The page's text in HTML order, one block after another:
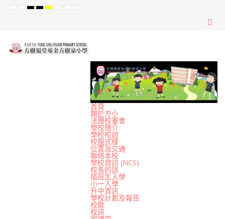
Default
NightHighHighHighSetSetSet
首頁
關於方小
法團校董會
學校簡介
學校校訓
校服式樣
位置及交通
聯絡本校
學校資訊 (NCS)
校長的話
插班生入學
小一入學
升中資訊
學校計劃及報告
校歌
校訊